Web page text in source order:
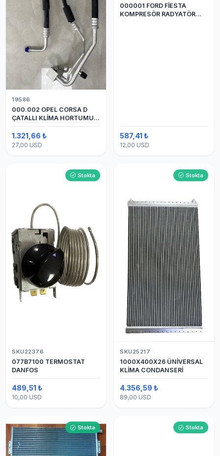
19586
000.002 OPEL CORSA D
ÇATALLI KLİMA HORTUMU
(OEM:1320335)
1.321,66 ₺
27,00 USD
000001 FORD FİESTA
KOMPRESÖR RADYATÖR
587,41 ₺
12,00 USD
Stokta
SKU22376
077B7100 TERMOSTAT
DANFOS
489,51 ₺
10,00 USD
Stokta
SKU25217
1000X400X26 ÜNİVERSAL
KLİMA CONDANSERİ
4.356,59 ₺
89,00 USD
Stokta Stokta